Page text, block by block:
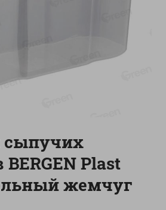
известное яблоко-тыква
сыпучих
Plast
жемчуг